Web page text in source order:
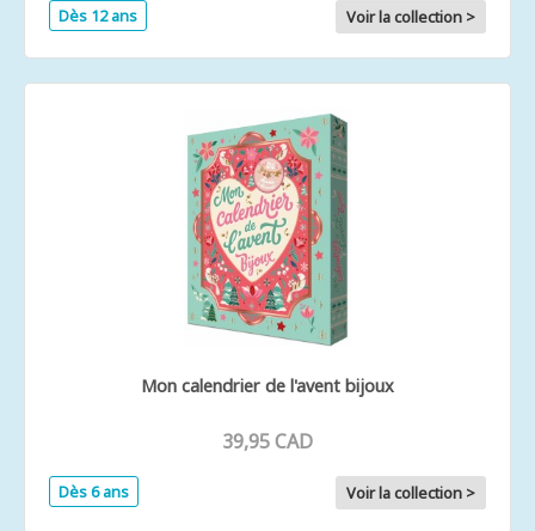
Dès 12 ans Voir la collection >
Mon calendrier de l'avent bijoux
39,95 CAD
Dès 6 ans Voir la collection >